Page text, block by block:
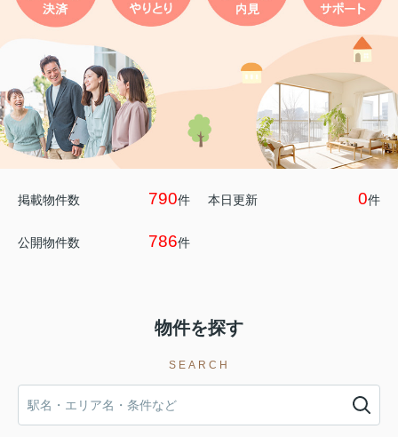
掲載物件数 790件 本日更新 0件
公開物件数 786件
物件を探す
SEARCH